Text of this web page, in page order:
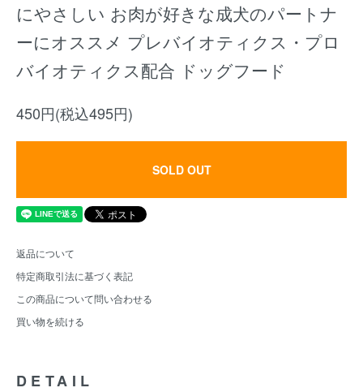
にやさしい お肉が好きな成犬のパートナ
ーにオススメ プレバイオティクス・プロ
バイオティクス配合 ドッグフード
450円(税込495円)
SOLD OUT
返品について
特定商取引法に基づく表記
この商品について問い合わせる
買い物を続ける
DETAIL